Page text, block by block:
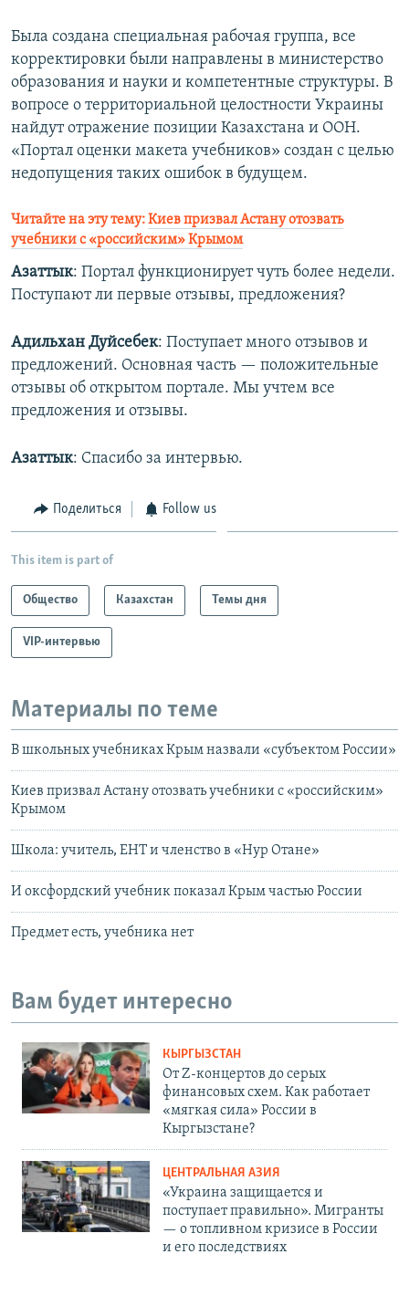
Была создана специальная рабочая группа, все
корректировки были направлены в министерство
образования и науки и компетентные структуры. В
вопросе о территориальной целостности Украины
найдут отражение позиции Казахстана и ООН.
«Портал оценки макета учебников» создан с целью
недопущения таких ошибок в будущем.
Читайте на эту тему:Киев призвал Астану отозвать
учебники с «российским» Крымом
Азаттык: Портал функционирует чуть более недели.
Поступают ли первые отзывы, предложения?
Адильхан Дуйсебек: Поступает много отзывов и
предложений. Основная часть — положительные
отзывы об открытом портале. Мы учтем все
предложения и отзывы.
Азаттык: Спасибо за интервью.
Поделиться Follow us
This item is part of
Общество Казахстан Темы дня
VIP-интервью
Материалы по теме
В школьных учебниках Крым назвали «субъектом России»
Киев призвал Астану отозвать учебники с «российским»
Крымом
Школа: учитель, ЕНТ и членство в «Нур Отане»
И оксфордский учебник показал Крым частью России
Предмет есть, учебника нет
Вам будет интересно
КЫРГЫЗСТАН
От Z-концертов до серых
финансовых схем. Как работает
«мягкая сила» России в
Кыргызстане?
ЦЕНТРАЛЬНАЯ АЗИЯ
«Украина защищается и
поступает правильно». Мигранты
— о топливном кризисе в России
и его последствиях